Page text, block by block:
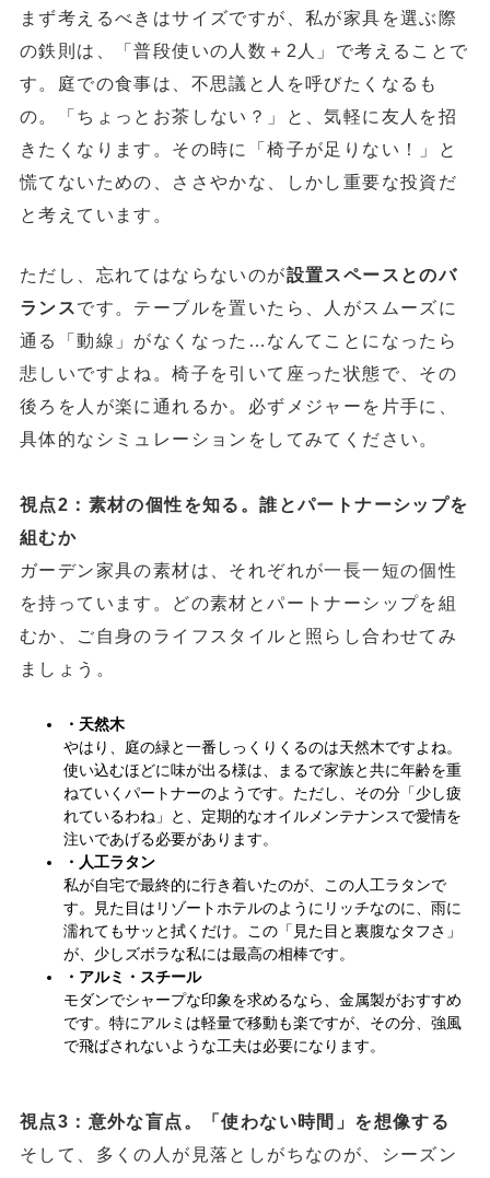
まず考えるべきはサイズですが、私が家具を選ぶ際
の鉄則は、「普段使いの人数＋2人」で考えることで
す。庭での食事は、不思議と人を呼びたくなるも
の。「ちょっとお茶しない？」と、気軽に友人を招
きたくなります。その時に「椅子が足りない！」と
慌てないための、ささやかな、しかし重要な投資だ
と考えています。
ただし、忘れてはならないのが設置スペースとのバ
ランスです。テーブルを置いたら、人がスムーズに
通る「動線」がなくなった…なんてことになったら
悲しいですよね。椅子を引いて座った状態で、その
後ろを人が楽に通れるか。必ずメジャーを片手に、
具体的なシミュレーションをしてみてください。
視点2：素材の個性を知る。誰とパートナーシップを
組むか
ガーデン家具の素材は、それぞれが一長一短の個性
を持っています。どの素材とパートナーシップを組
むか、ご自身のライフスタイルと照らし合わせてみ
ましょう。
・天然木
やはり、庭の緑と一番しっくりくるのは天然木ですよね。
使い込むほどに味が出る様は、まるで家族と共に年齢を重
ねていくパートナーのようです。ただし、その分「少し疲
れているわね」と、定期的なオイルメンテナンスで愛情を
注いであげる必要があります。
・人工ラタン
私が自宅で最終的に行き着いたのが、この人工ラタンで
す。見た目はリゾートホテルのようにリッチなのに、雨に
濡れてもサッと拭くだけ。この「見た目と裏腹なタフさ」
が、少しズボラな私には最高の相棒です。
・アルミ・スチール
モダンでシャープな印象を求めるなら、金属製がおすすめ
です。特にアルミは軽量で移動も楽ですが、その分、強風
で飛ばされないような工夫は必要になります。
視点3：意外な盲点。「使わない時間」を想像する
そして、多くの人が見落としがちなのが、シーズン